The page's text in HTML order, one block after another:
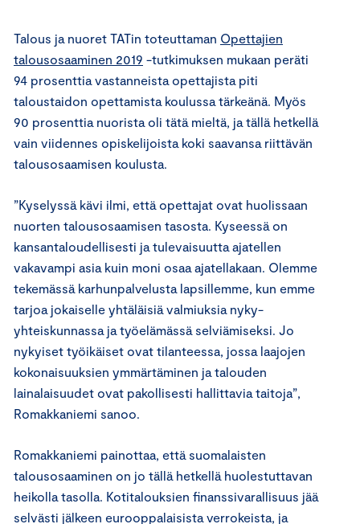
Talous ja nuoret TATin toteuttaman Opettajien
talousosaaminen 2019 -tutkimuksen mukaan peräti
94 prosenttia vastanneista opettajista piti
taloustaidon opettamista koulussa tärkeänä. Myös
90 prosenttia nuorista oli tätä mieltä, ja tällä hetkellä
vain viidennes opiskelijoista koki saavansa riittävän
talousosaamisen koulusta.
”Kyselyssä kävi ilmi, että opettajat ovat huolissaan
nuorten talousosaamisen tasosta. Kyseessä on
kansantaloudellisesti ja tulevaisuutta ajatellen
vakavampi asia kuin moni osaa ajatellakaan. Olemme
tekemässä karhunpalvelusta lapsillemme, kun emme
tarjoa jokaiselle yhtäläisiä valmiuksia nyky-
yhteiskunnassa ja työelämässä selviämiseksi. Jo
nykyiset työikäiset ovat tilanteessa, jossa laajojen
kokonaisuuksien ymmärtäminen ja talouden
lainalaisuudet ovat pakollisesti hallittavia taitoja”,
Romakkaniemi sanoo.
Romakkaniemi painottaa, että suomalaisten
talousosaaminen on jo tällä hetkellä huolestuttavan
heikolla tasolla. Kotitalouksien finanssivarallisuus jää
selvästi jälkeen eurooppalaisista verrokeista, ja